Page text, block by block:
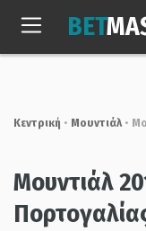
BET
Κεντρική • Μουντιάλ•
Μουντιάλ